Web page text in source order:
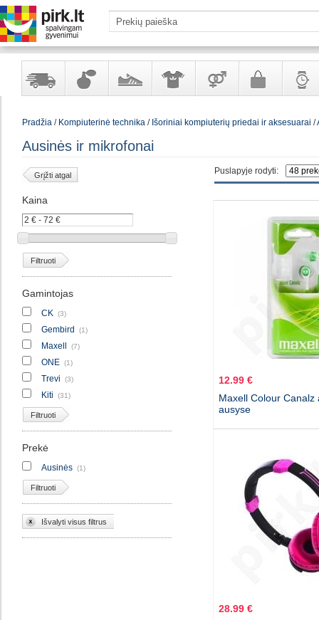
Yra
Kvepalai
kosmetika
AvalynėApranga
aksesuarai
Prekės
suaugusiems
Galanterija
Pradžia/ Kompiuterinė technika/ Išoriniai kompiuterių priedai ir aksesuarai /
Ausinės ir mikrofonai
Puslapyje rodyti:
Grįžti atgal
Kaina
Filtruoti
Gamintojas
CK (3)
Gembird (1)
Maxell (7)
ONE (1)
Trevi (3)
Kiti (31)
Filtruoti
Prekė
Ausinės (1)
Filtruoti
Išvalyti visus filtrus
12.99 €
Maxell Colour Canalz
ausyse
28.99 €